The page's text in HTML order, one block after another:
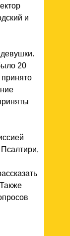
и
20
принято